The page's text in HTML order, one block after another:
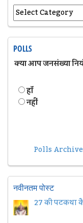
POLLS
क्या आप जनसंख्या
हॉं
नहीं
Polls Archive
नवीनतम पोस्ट
27 की पटकथा